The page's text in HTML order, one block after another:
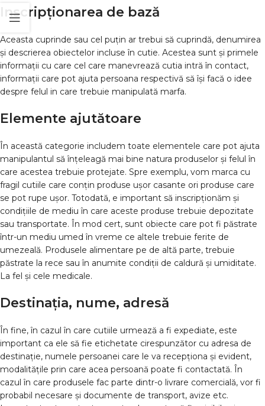
Inscripționarea de bază
Aceasta cuprinde sau cel puțin ar trebui să cuprindă, denumirea
și descrierea obiectelor incluse în cutie. Acestea sunt și primele
informații cu care cel care manevrează cutia intră în contact,
informații care pot ajuta persoana respectivă să își facă o idee
despre felul in care trebuie manipulată marfa.
Elemente ajutătoare
În această categorie includem toate elementele care pot ajuta
manipulantul să înțeleagă mai bine natura produselor și felul în
care acestea trebuie protejate. Spre exemplu, vom marca cu
fragil cutiile care conțin produse ușor casante ori produse care
se pot rupe ușor. Totodată, e important să inscripționăm și
condițiile de mediu în care aceste produse trebuie depozitate
sau transportate. În mod cert, sunt obiecte care pot fi păstrate
într-un mediu umed în vreme ce altele trebuie ferite de
umezeală. Produsele alimentare pe de altă parte, trebuie
păstrate la rece sau în anumite condiții de caldură și umiditate.
La fel și cele medicale.
Destinația, nume, adresă
În fine, în cazul în care cutiile urmează a fi expediate, este
important ca ele să fie etichetate cirespunzător cu adresa de
destinație, numele persoanei care le va recepționa și evident,
modalitățile prin care acea persoană poate fi contactată. În
cazul în care produsele fac parte dintr-o livrare comercială, vor fi
probabil necesare și documente de transport, avize etc.